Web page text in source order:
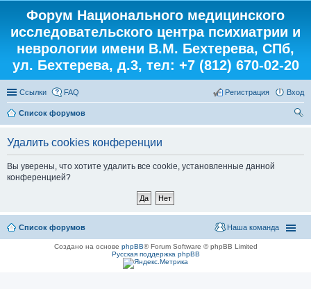
Форум Национального медицинского
исследовательского центра психиатрии и
неврологии имени В.М. Бехтерева, СПб,
ул. Бехтерева, д.3, тел: +7 (812) 670-02-20
Ссылки FAQ Вход
Регистрация
Список форумов
Удалить cookies конференции
Вы уверены, что хотите удалить все cookie, установленные данной
конференцией?
Список форумов Наша команда
Создано на основе phpBB® Forum Software © phpBB Limited
Русская поддержка phpBB